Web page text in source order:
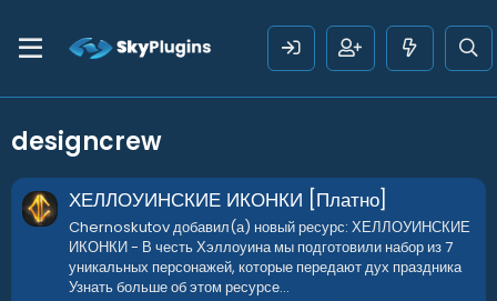
designcrew
ХЕЛЛОУИНСКИЕ ИКОНКИ [Платно]
Chernoskutov добавил(а) новый ресурс: ХЕЛЛОУИНСКИЕ
ИКОНКИ - В честь Хэллоуина мы подготовили набор из 7
уникальных персонажей, которые передают дух праздника
Узнать больше об этом ресурсе...